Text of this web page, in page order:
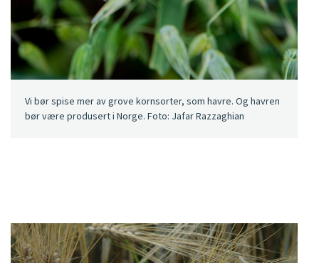
Vi bør spise mer av grove kornsorter, som havre. Og havren
bør være produsert i Norge. Foto: Jafar Razzaghian